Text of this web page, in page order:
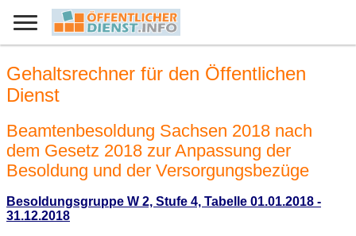
Gehaltsrechner für den Öffentlichen
Dienst
Beamtenbesoldung Sachsen 2018 nach
dem Gesetz 2018 zur Anpassung der
Besoldung und der Versorgungsbezüge
Besoldungsgruppe W 2, Stufe 4, Tabelle 01.01.2018 -
31.12.2018